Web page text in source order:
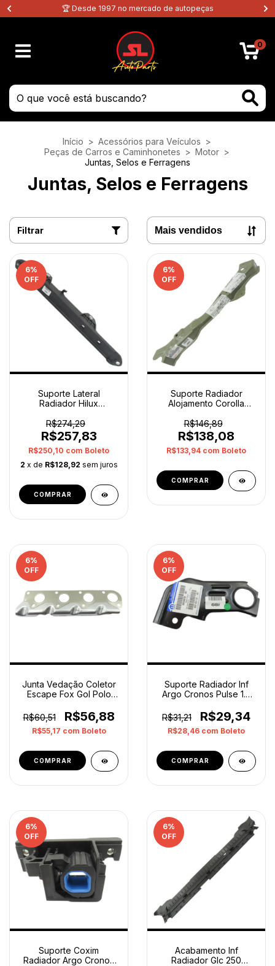
🏆 Desde 1997 no mercado de autopeças
0
Início > Acessórios para Veículos >
Peças de Carros e Caminhonetes > Motor >
Juntas, Selos e Ferragens
Juntas, Selos e Ferragens
Filtrar
6%
OFF
Suporte Lateral
Radiador Hilux
Original
R$274,29
R$257,83
R$250,10 com Boleto
2 x de R$128,92 sem juros
6%
OFF
Suporte Radiador
Alojamento Corolla
Orig
R$146,89
R$138,08
R$133,94 com Boleto
6%
OFF
Junta Vedação Coletor
Escape Fox Gol Polo
Prateado
R$60,51 R$56,88
R$55,17 com Boleto
6%
OFF
Suporte Radiador Inf
Argo Cronos Pulse 1.0
R$31,21
R$29,34
R$28,46 com Boleto
6%
OFF
Suporte Coxim
Radiador Argo Cronos
6%
OFF
Acabamento Inf
Radiador Glc 250